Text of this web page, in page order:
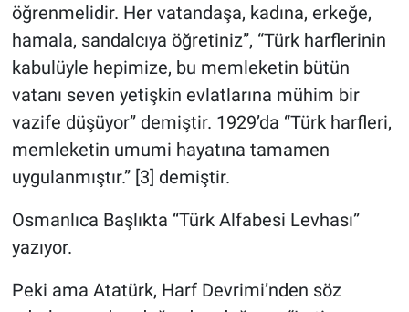
öğrenmelidir. Her vatandaşa, kadına, erkeğe,
hamala, sandalcıya öğretiniz”, “Türk harflerinin
kabulüyle hepimize, bu memleketin bütün
vatanı seven yetişkin evlatlarına mühim bir
vazife düşüyor” demiştir. 1929’da “Türk harfleri,
memleketin umumi hayatına tamamen
uygulanmıştır.” [3] demiştir.
Osmanlıca Başlıkta “Türk Alfabesi Levhası”
yazıyor.
Peki ama Atatürk, Harf Devrimi’nden söz